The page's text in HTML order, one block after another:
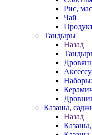
Рис,
Чай
Тандыры
Назад
Казаны,
Назад